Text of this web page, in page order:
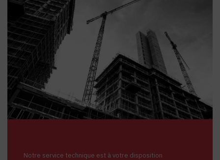
Notre service technique est à votre disposition